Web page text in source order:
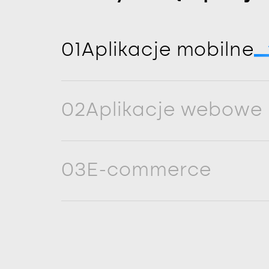
01 Aplikacje mobilne
02Aplikacje webowe
03 E-commerce